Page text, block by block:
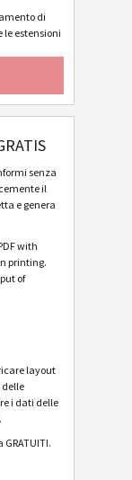
LTO Ultrium Cartridge Label (Avery #6571 or #6577)
LTO Ultrium Cartridge Label (Avery #L7162)
di
estensioni
senza
il
e genera
with
printing.
of
layout
i dati delle